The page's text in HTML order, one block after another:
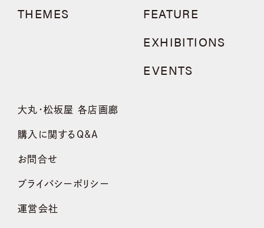
THEMES
FEATURE
EXHIBITIONS
EVENTS
大丸・松坂屋 各店画廊
購入に関するQ&A
お問合せ
プライバシーポリシー
運営会社